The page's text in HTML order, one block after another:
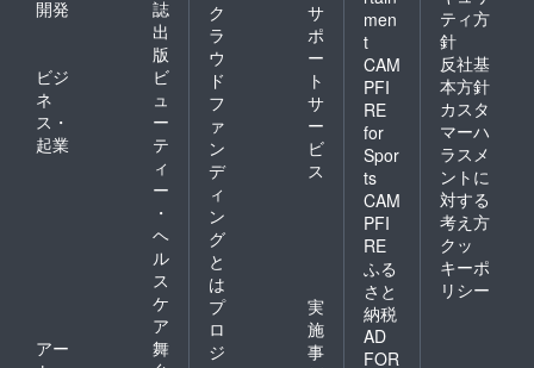
開発
誌
出
版
ビジ
ネ
ス・
起業
ビ
ュ
ー
テ
ィ
ー
・
ヘ
ル
ス
ケ
ア
アー
舞
ク
ラ
ウ
ド
フ
ァ
ン
デ
ィ
ン
グ
と
は
サ
ポ
ー
ト
サ
ー
ビ
ス
プ
ロ
ジ
実
施
事
men
t
CAM
PFI
RE
for
Spor
ts
CAM
PFI
RE
ふる
さと
納税
AD
FOR
ティ方
針
反社基
本方針
カスタ
マーハ
ラスメ
ントに
対する
考え方
クッ
キーポ
リシー